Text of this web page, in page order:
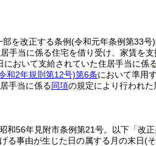
を改正する条例(令和元年条例第33号)
手当に係る住宅を借り受け、家賃を
おいて支給されていた住居手当に係
和2年規則第12号)第6条において準用
手当に係る同項の規定により行われた
和56年見附市条例第21号。以下「改
る事由が生じた日の属する月の末日(